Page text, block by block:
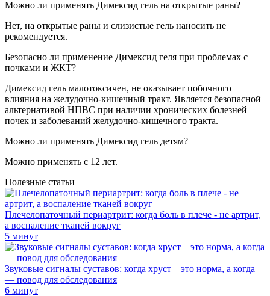
Можно ли применять Димексид гель на открытые раны?
Нет, на открытые раны и слизистые гель наносить не
рекомендуется.
Безопасно ли применение Димексид геля при проблемах с
почками и ЖКТ?
Димексид гель малотоксичен, не оказывает побочного
влияния на желудочно-кишечный тракт. Является безопасной
альтернативой НПВС при наличии хронических болезней
почек и заболеваний желудочно-кишечного тракта.
Можно ли применять Димексид гель детям?
Можно применять с 12 лет.
Полезные статьи
Плечелопаточный периартрит: когда боль в плече - не артрит,
а воспаление тканей вокруг
5 минут
Звуковые сигналы суставов: когда хруст – это норма, а когда
— повод для обследования
6 минут